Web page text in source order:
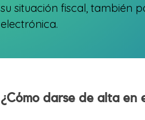
su situación fiscal, también
electrónica.
¿Cómo darse de alta en